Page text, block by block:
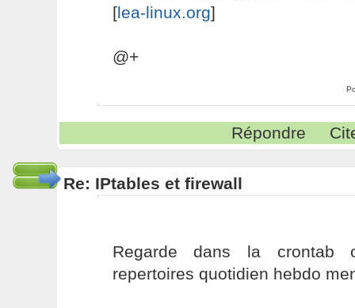
[lea-linux.org]
@+
Répondre
Re: IPtables et firewall
Regarde dans la crontab
repertoires quotidien hebdo